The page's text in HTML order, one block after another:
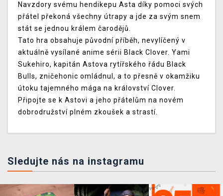
Navzdory svému hendikepu Asta díky pomoci svých
přátel překoná všechny útrapy a jde za svým snem
stát se jednou králem čarodějů.
Tato hra obsahuje původní příběh, nevylíčený v
aktuálně vysílané anime sérii Black Clover. Yami
Sukehiro, kapitán Astova rytířského řádu Black
Bulls, zničehonic omládnul, a to přesně v okamžiku
útoku tajemného mága na království Clover.
Připojte se k Astovi a jeho přátelům na novém
dobrodružství plném zkoušek a strastí.
Sledujte nás na instagramu